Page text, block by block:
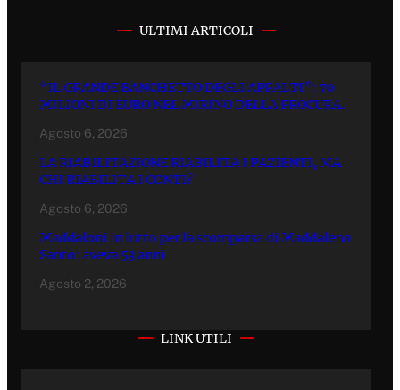
ULTIMI ARTICOLI
“IL GRANDE BANCHETTO DEGLI APPALTI”: 70
MILIONI DI EURO NEL MIRINO DELLA PROCURA.
Agosto 6, 2026
LA RIABILITAZIONE RIABILITA I PAZIENTI, MA
CHI RIABILITA I CONTI?
Agosto 6, 2026
Maddaloni in lutto per la scomparsa di Maddalena
Santo: aveva 53 anni
Agosto 2, 2026
LINK UTILI